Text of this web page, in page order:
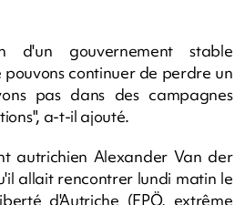
gouvernement stable
pouvons continuer de perdre un
pas dans des campagnes
a-t-il ajouté.
autrichien Alexander Van der
allait rencontrer lundi matin le
d'Autriche (FPÖ, extrême